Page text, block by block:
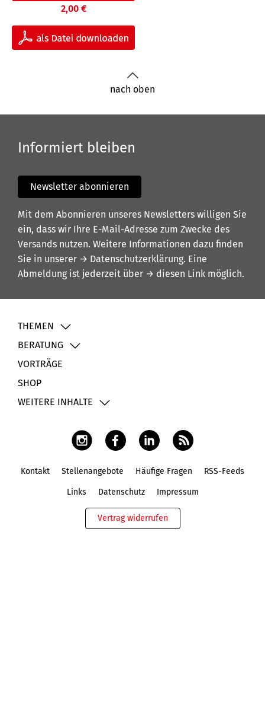
2,00 €
nach oben
Informiert bleiben
Newsletter abonnieren
Mit dem Abonnieren unseres Newsletters willigen Sie
ein, dass wir Ihre E-Mail-Adresse zum Zwecke des
Versands nutzen. Weitere Informationen dazu finden
Sie in unserer → Datenschutzerklärung. Eine
Abmeldung ist jederzeit über → diesen Link möglich.
THEMEN
BERATUNG
VORTRÄGE
SHOP
WEITERE INHALTE
Kontakt Stellenangebote Häufige Fragen RSS-Feeds
Links Datenschutz Impressum
Vertrag widerrufen